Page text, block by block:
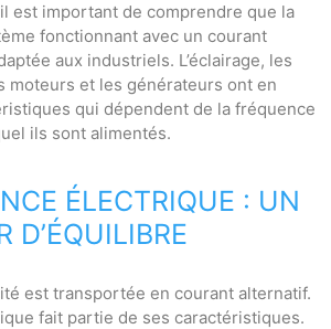
est important de comprendre que la
fonctionnant avec un courant
aux industriels. L’éclairage, les
moteurs et les générateurs ont en
qui dépendent de la fréquence
ils sont alimentés.
ÉLECTRIQUE : UN
D’ÉQUILIBRE
est transportée en courant alternatif.
fait partie de ses caractéristiques.